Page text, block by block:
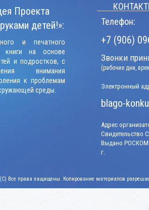
Проекта
детей!»:
и печатного
книги на основе
и подростков, с
внимания
к проблемам
среды.
Телефон:
+7 (906)
Звонки
(рабочие дни,
Электронный
blago-
Адрес
Свидетельство
Выдано
г.
(C) Все права защищены. Копирование материалов